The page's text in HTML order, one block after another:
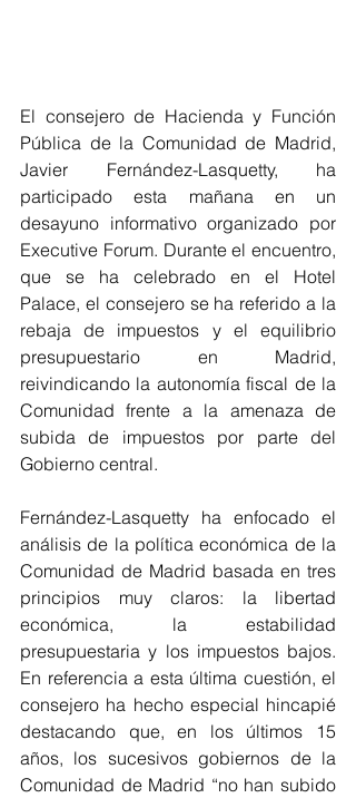
El consejero de Hacienda y Función
Pública de la Comunidad de Madrid,
Javier Fernández-Lasquetty, ha
participado esta mañana en un
desayuno informativo organizado por
Executive Forum. Durante el encuentro,
que se ha celebrado en el Hotel
Palace, el consejero se ha referido a la
rebaja de impuestos y el equilibrio
presupuestario en Madrid,
reivindicando la autonomía fiscal de la
Comunidad frente a la amenaza de
subida de impuestos por parte del
Gobierno central.
Fernández-Lasquetty ha enfocado el
análisis de la política económica de la
Comunidad de Madrid basada en tres
principios muy claros: la libertad
económica, la estabilidad
presupuestaria y los impuestos bajos.
En referencia a esta última cuestión, el
consejero ha hecho especial hincapié
destacando que, en los últimos 15
años, los sucesivos gobiernos de la
Comunidad de Madrid “no han subido